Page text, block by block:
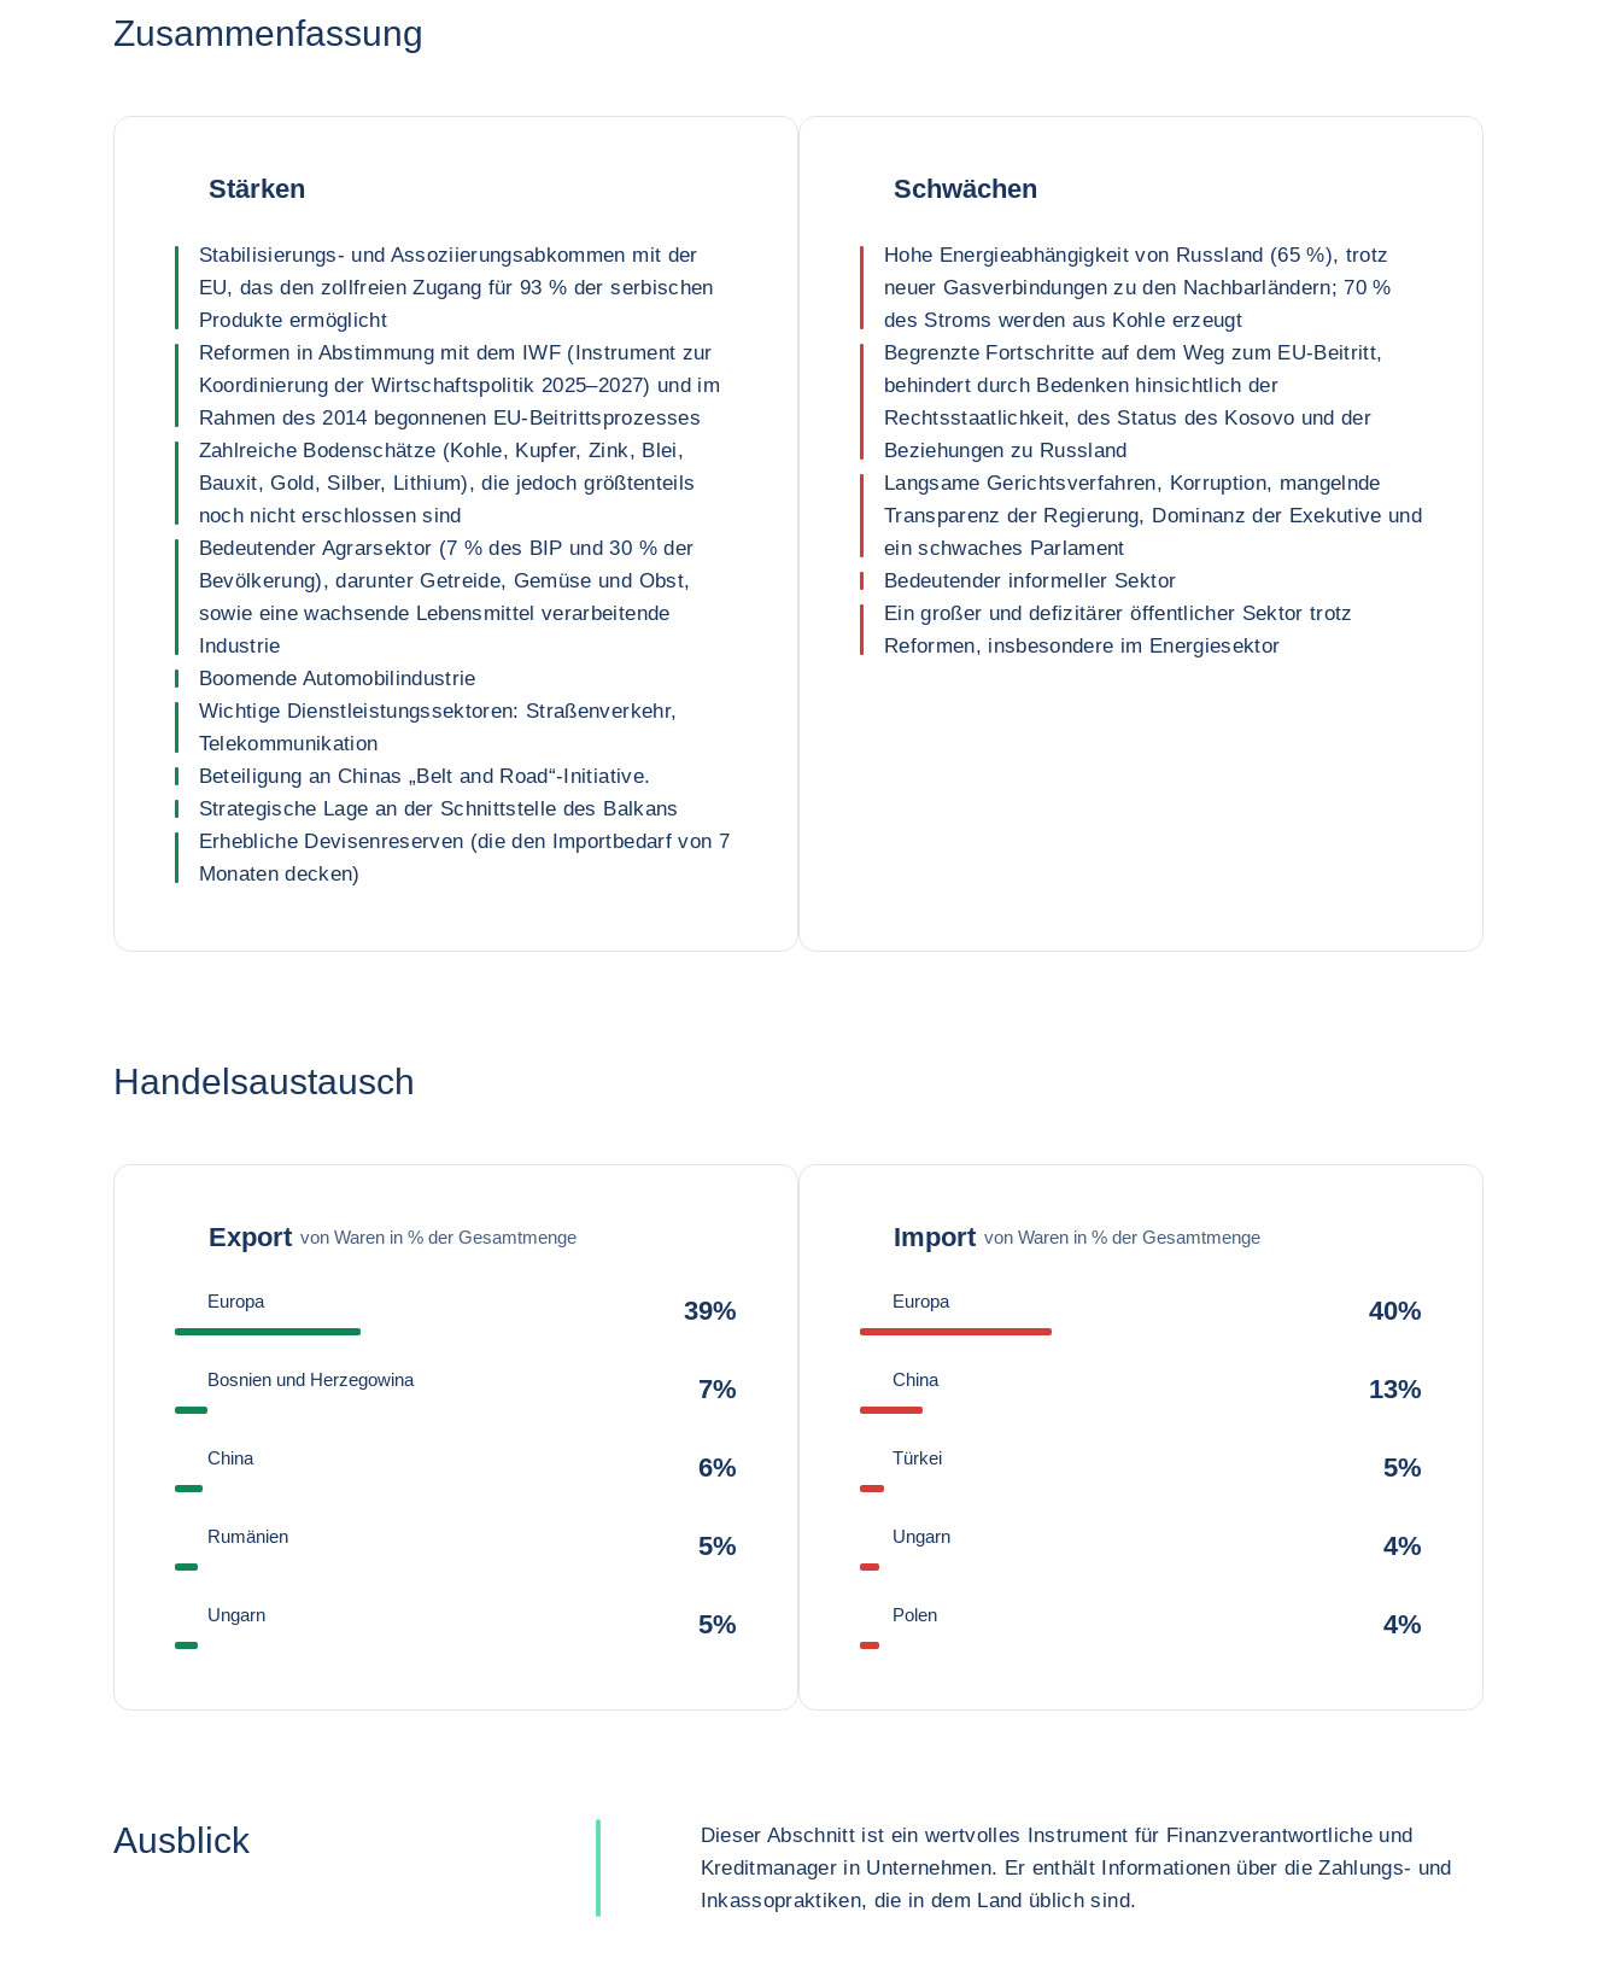
Zusammenfassung
Stärken
Stabilisierungs- und Assoziierungsabkommen mit der
EU, das den zollfreien Zugang für 93 % der serbischen
Produkte ermöglicht
Reformen in Abstimmung mit dem IWF (Instrument zur
Koordinierung der Wirtschaftspolitik 2025–2027) und im
Rahmen des 2014 begonnenen EU-Beitrittsprozesses
Zahlreiche Bodenschätze (Kohle, Kupfer, Zink, Blei,
Bauxit, Gold, Silber, Lithium), die jedoch größtenteils
noch nicht erschlossen sind
Bedeutender Agrarsektor (7 % des BIP und 30 % der
Bevölkerung), darunter Getreide, Gemüse und Obst,
sowie eine wachsende Lebensmittel verarbeitende
Industrie
Boomende Automobilindustrie
Wichtige Dienstleistungssektoren: Straßenverkehr,
Telekommunikation
Beteiligung an Chinas „Belt and Road“-Initiative.
Strategische Lage an der Schnittstelle des Balkans
Erhebliche Devisenreserven (die den Importbedarf von 7
Monaten decken)
Schwächen
Hohe Energieabhängigkeit von Russland (65 %), trotz
neuer Gasverbindungen zu den Nachbarländern; 70 %
des Stroms werden aus Kohle erzeugt
Begrenzte Fortschritte auf dem Weg zum EU-Beitritt,
behindert durch Bedenken hinsichtlich der
Rechtsstaatlichkeit, des Status des Kosovo und der
Beziehungen zu Russland
Langsame Gerichtsverfahren, Korruption, mangelnde
Transparenz der Regierung, Dominanz der Exekutive und
ein schwaches Parlament
Bedeutender informeller Sektor
Ein großer und defizitärer öffentlicher Sektor trotz
Reformen, insbesondere im Energiesektor
Handelsaustausch
Export von Waren in % der Gesamtmenge
Europa 39%
Bosnien und Herzegowina 7%
China 6%
Rumänien 5%
Ungarn 5%
Import von Waren in % der Gesamtmenge
Europa 40%
China 13%
Türkei 5%
Ungarn 4%
Polen 4%
Ausblick
Dieser Abschnitt ist ein wertvolles Instrument für Finanzverantwortliche und
Kreditmanager in Unternehmen. Er enthält Informationen über die Zahlungs- und
Inkassopraktiken, die in dem Land üblich sind.